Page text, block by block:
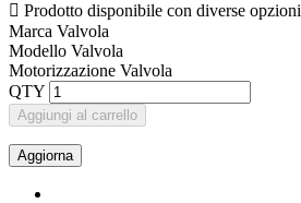
 Prodotto disponibile con diverse opzioni
Marca Valvola
Modello Valvola
Motorizzazione Valvola
QTY
Aggiungi al carrello